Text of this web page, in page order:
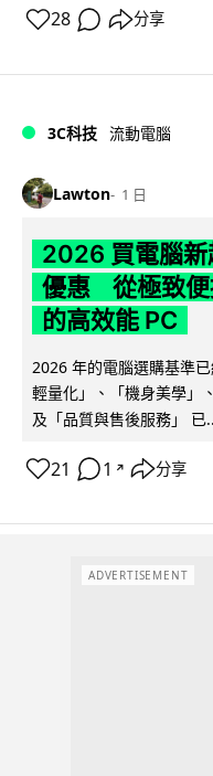
28 分享
3C科技 流動電腦
Lawton 1 日
2026 買電腦新
優惠 從極致便
的高效能 PC
2026 年的電腦選購基準
輕量化」、「機身美學」
及「品質與售後服務」 已
21 1 ↗ 分享
ADVERTISEMENT